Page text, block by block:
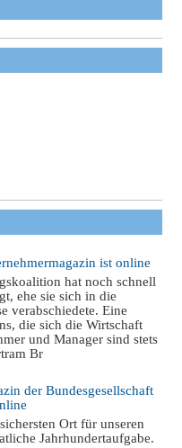
ist online
hat noch schnell
ehe sie sich in die
verabschiedete. Eine
die sich die Wirtschaft
und Manager sind stets
Br
der Bundesgesellschaft
Ort für unseren
Jahrhundertaufgabe.